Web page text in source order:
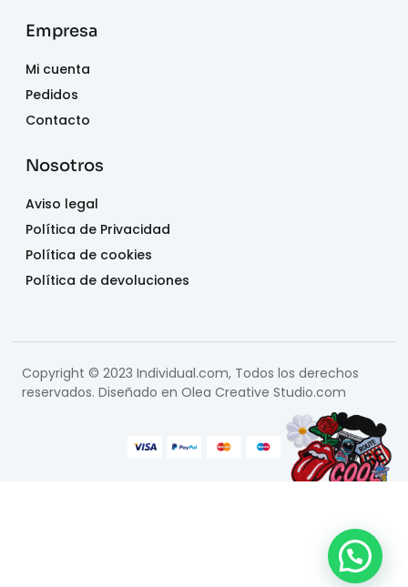
Empresa
Mi cuenta
Pedidos
Contacto
Nosotros
Aviso legal
Política de Privacidad
Política de cookies
Política de devoluciones
Copyright © 2023 Individual.com, Todos los derechos
reservados. Diseñado en Olea Creative Studio.com